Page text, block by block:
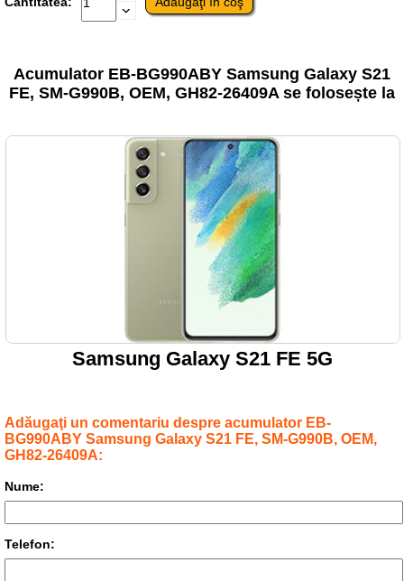
Acumulator EB-BG990ABY Samsung Galaxy S21
FE, SM-G990B, OEM, GH82-26409A se folosește la
Samsung Galaxy S21 FE 5G
Adăugaţi un comentariu despre acumulator EB-
BG990ABY Samsung Galaxy S21 FE, SM-G990B, OEM,
GH82-26409A:
Nume:
Telefon: